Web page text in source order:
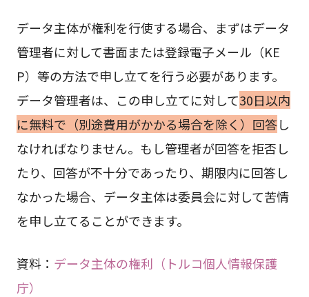
データ主体が権利を行使する場合、まずはデータ
管理者に対して書面または登録電子メール（KE
P）等の方法で申し立てを行う必要があります。
データ管理者は、この申し立てに対して30日以内
に無料で（別途費用がかかる場合を除く）回答し
なければなりません。もし管理者が回答を拒否し
たり、回答が不十分であったり、期限内に回答し
なかった場合、データ主体は委員会に対して苦情
を申し立てることができます。
資料： データ主体の権利（トルコ個人情報保護
庁）